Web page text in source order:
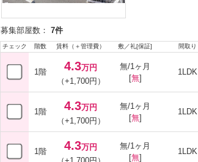
募集部屋数： 7件
チェック 階数 賃料（＋管理費） 敷／礼[保証] 間取り
1階 4.3万円
（+1,700円）
無/1ヶ月
[無]
1LDK
1階 4.3万円
（+1,700円）
無/1ヶ月
[無]
1LDK
1階 4.3万円
無/1ヶ月
[無]
1LDK